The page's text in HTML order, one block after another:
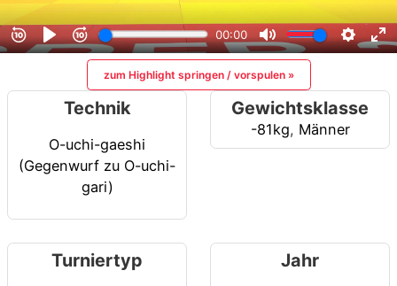
zum Highlight springen / vorspulen »
Technik
O-uchi-gaeshi
(Gegenwurf zu O-uchi-
gari)
Gewichtsklasse
-81kg, Männer
Turniertyp Jahr